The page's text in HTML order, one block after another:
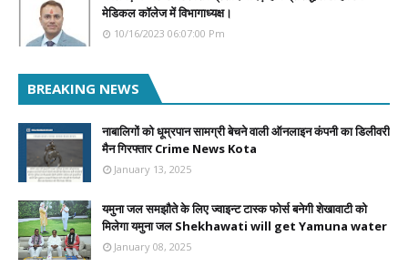
मेडिकल कॉलेज में विभागाध्यक्ष।
10/16/2023 06:07:00 Pm
BREAKING NEWS
नाबालिगों को धूम्रपान सामग्री बेचने वाली ऑनलाइन कंपनी का डिलीवरी
मैन गिरफ्तार Crime News Kota
January 13, 2025
यमुना जल समझौते के लिए ज्वाइन्ट टास्क फोर्स बनेगी शेखावाटी को
मिलेगा यमुना जल Shekhawati will get Yamuna water
January 08, 2025